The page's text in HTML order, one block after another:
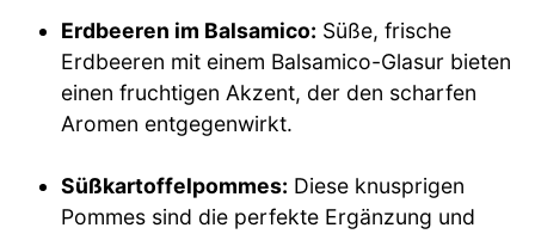
Erdbeeren im Balsamico: Süße, frische
Erdbeeren mit einem Balsamico-Glasur bieten
einen fruchtigen Akzent, der den scharfen
Aromen entgegenwirkt.
Süßkartoffelpommes: Diese knusprigen
Pommes sind die perfekte Ergänzung und